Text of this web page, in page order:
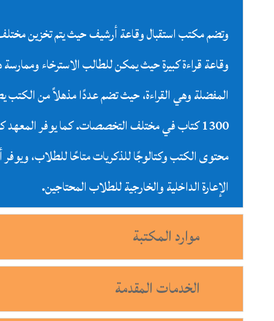
وتضم مكتب استقبال وقاعة أرشيف حيث يتم تخزين
وقاعة قراءة كبيرة حيث يمكن للطالب الاسترخاء وممارسة
المفضلة وهي القراءة، حيث تضم عددًا مذهلاً من
1300 كتاب في مختلف التخصصات. كما يوفر المعهد
محتوى الكتب وكتالوجًا للذكريات متاحًا للطلاب،
الإعارة الداخلية والخارجية للطلاب المحتاجين.
موارد المكتبة
الخدمات المقدمة